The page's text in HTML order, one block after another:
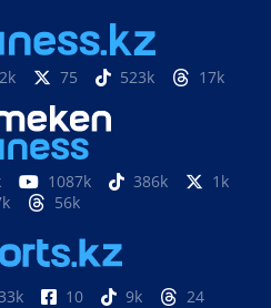
75 523k 17k
1087k 386k
1k
56k
10 9k 24